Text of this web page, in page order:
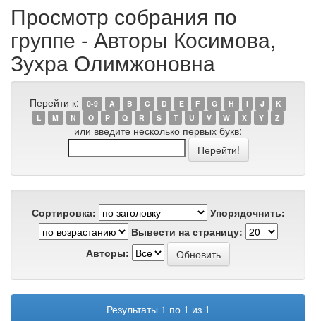
Просмотр собрания по
группе - Авторы Косимова,
Зухра Олимжоновна
Перейти к: 0-9 A B C D E F G H I J
K
L
M N O P Q R S T U V W X Y Z
или введите несколько первых букв:
Сортировка:
Упорядочнить:
Вывести на страницу:
Авторы:
Результаты 1 по 1 из 1